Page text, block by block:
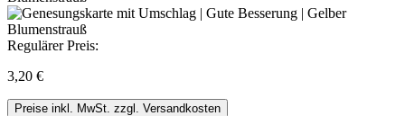
Regulärer Preis:
3,20 €
Preise inkl. MwSt. zzgl. Versandkosten